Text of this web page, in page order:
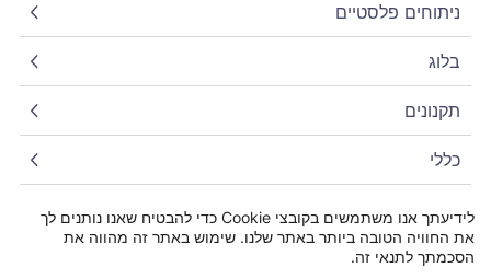
להצעת מחיר
אונליין ללייזר
ניתוחים פלסטיים
בלוג
תקנונים
כללי
פרטי התקשרות
לידיעתך אנו משתמשים בקובצי Cookie כדי להבטיח שאנו נותנים לך
את החוויה הטובה ביותר באתר שלנו. שימוש באתר זה מהווה את
הסכמתך לתנאי זה.